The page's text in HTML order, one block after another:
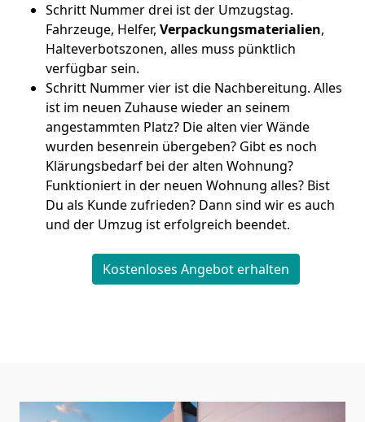
Schritt Nummer drei ist der Umzugstag.
Fahrzeuge, Helfer, Verpackungsmaterialien,
Halteverbotszonen, alles muss pünktlich
verfügbar sein.
Schritt Nummer vier ist die Nachbereitung. Alles
ist im neuen Zuhause wieder an seinem
angestammten Platz? Die alten vier Wände
wurden besenrein übergeben? Gibt es noch
Klärungsbedarf bei der alten Wohnung?
Funktioniert in der neuen Wohnung alles? Bist
Du als Kunde zufrieden? Dann sind wir es auch
und der Umzug ist erfolgreich beendet.
Kostenloses Angebot erhalten